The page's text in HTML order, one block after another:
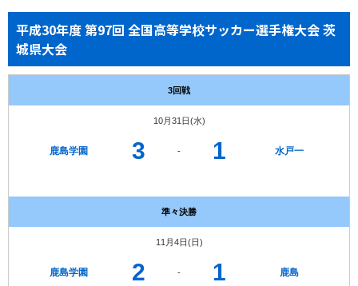
平成30年度 第97回 全国高等学校サッカー選手権大会 茨
城県大会
3回戦
10月31日(水)
鹿島学園 3 - 1 水戸一
準々決勝
11月4日(日)
鹿島学園 2 - 1 鹿島